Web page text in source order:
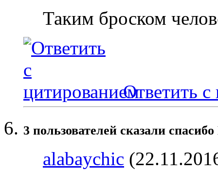
Таким броском
Ответить с
3 пользователей сказали
alabaychic